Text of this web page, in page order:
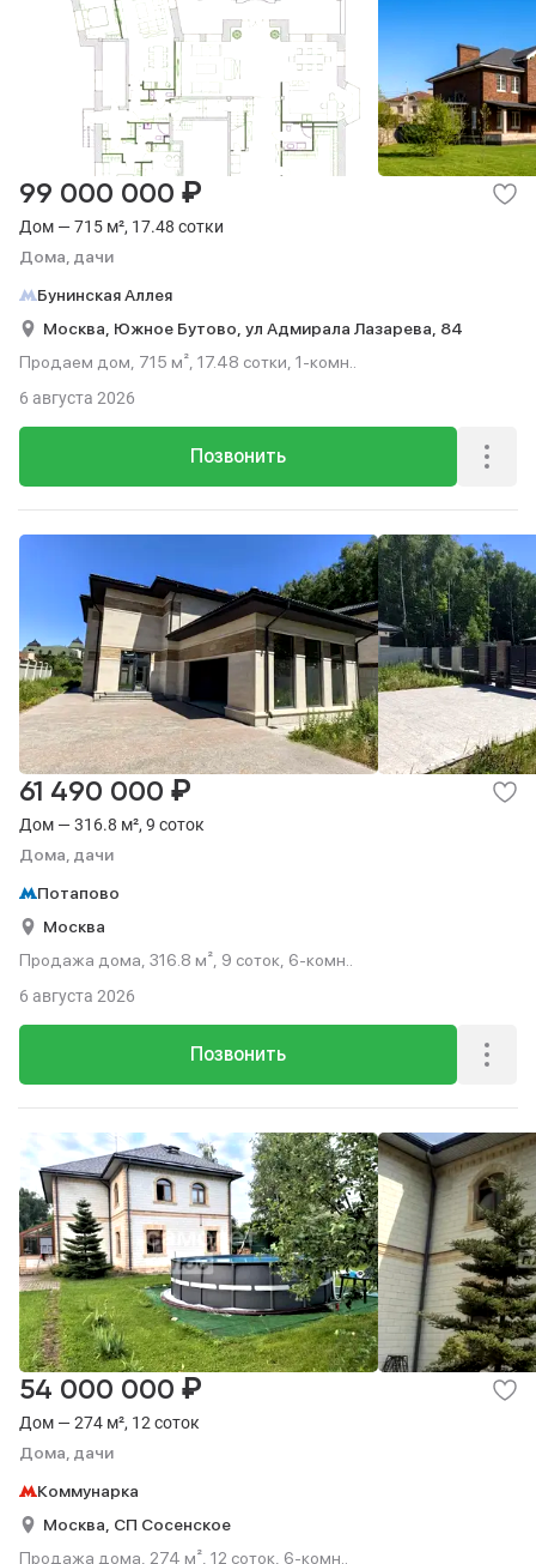
Дом — 715 м², 17.48 сотки
Дома, дачи
99 000 000 ₽
Бунинская Аллея
Москва, Южное Бутово, ул Адмирала Лазарева, 84
Продаем дом, 715 м², 17.48 сотки, 1-комн..
Позвонить
6 августа 2026
Дом — 316.8 м², 9 соток
Дома, дачи
61 490 000 ₽
Потапово
Москва
Продажа дома, 316.8 м², 9 соток, 6-комн..
Позвонить
6 августа 2026
Дом — 274 м², 12 соток
Дома, дачи
54 000 000 ₽
Коммунарка
Москва, СП Сосенское
Продажа дома, 274 м², 12 соток, 6-комн..